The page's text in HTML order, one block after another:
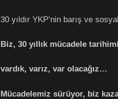
30 yıldır YKP’nin barış ve
Biz, 30 yıllık mücadele
vardık, varız, var olacağız…
Mücadelemiz sürüyor, biz